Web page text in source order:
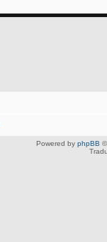
Powered by phpBB